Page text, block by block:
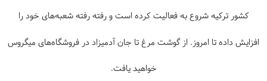
کشور ترکیه شروع به فعالیت کرده است و رفته رفته شعبه‌های خود را
افزایش داده تا امروز. از گوشت مرغ تا جان آدمیزاد در فروشگاه‌های میگروس
خواهید یافت.